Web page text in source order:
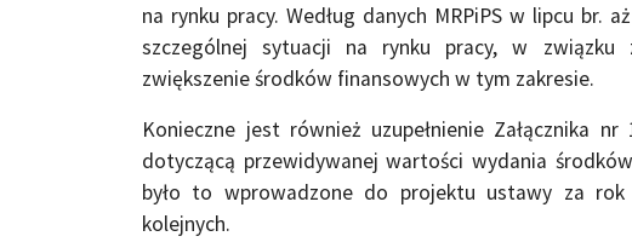
na rynku pracy. Według danych MRPiPS w lipcu br.
szczególnej sytuacji na rynku pracy, w związku
zwiększenie środków finansowych w tym zakresie.
Konieczne jest również uzupełnienie Załącznika
dotyczącą przewidywanej wartości wydania
było to wprowadzone do projektu ustawy za
kolejnych.